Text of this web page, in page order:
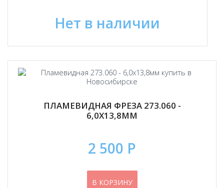
Нет в наличии
ПЛАМЕВИДНАЯ ФРЕЗА 273.060 -
6,0Х13,8ММ
2 500 Р
В КОРЗИНУ